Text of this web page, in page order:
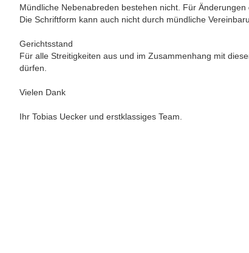
Mündliche Nebenabreden bestehen nicht. Für
Die Schriftform kann auch nicht durch mündliche
Gerichtsstand
Für alle Streitigkeiten aus und im Zusammenhang mit
dürfen.
Vielen Dank
Ihr Tobias Uecker und erstklassiges Team.